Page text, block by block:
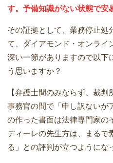
す。予備知識がない状態で安
その証拠として、業務停止処
て、ダイアモンド・オンライ
深い一節がありますので以下
う思いますか？
【弁護士間のみならず、裁
事務官の間で「申し訳ないが
の作った書面は法律専門家の
ディーレの先生方は、まるで
る」との評判が立つようにな